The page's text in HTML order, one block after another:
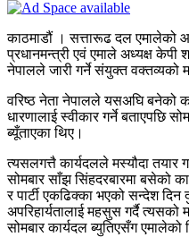
काठमाडौं । सत्तारूढ दल एमालेको
प्रधानमन्त्री एवं एमाले अध्यक्ष केपी
नेपालले जारी गर्ने संयुक्त वक्तव्यको
वरिष्ठ नेता नेपालले यसअघि बनेको
धारणालाई स्वीकार गर्ने बताएपछि
ब्यूँताएका थिए।
त्यसलगत्तै कार्यदलले मस्यौदा तयार
सोमबार साँझ सिंहदरबारमा बसेको
र पार्टी एकढिक्का भएको सन्देश
अपरिहार्यतालाई महसुस गर्दै त्यसको
सोमबार कार्यदल ब्युतिएसँग एमालेको